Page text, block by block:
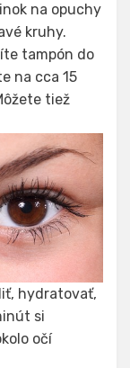
na opuchy
kruhy.
tampón do
na cca 15
tiež
hydratovať,
si
očí